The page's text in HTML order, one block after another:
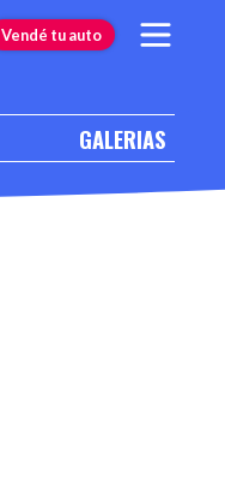
Vendé tu auto
GALERIAS